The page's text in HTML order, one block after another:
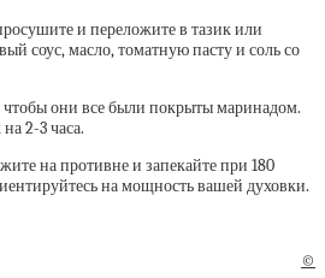
и переложите в тазик или
соус, масло, томатную пасту и соль со
они все были покрыты маринадом.
2-3 часа.
на противне и запекайте при 180
на мощность вашей духовки.
©